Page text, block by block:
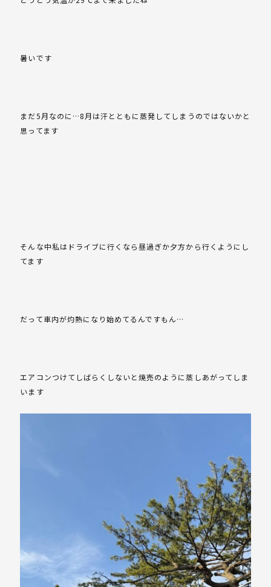
暑いです
まだ5月なのに…8月は汗とともに蒸発してしまうのではないかと
思ってます
そんな中私はドライブに行くなら昼過ぎか夕方から行くようにし
てます
だって車内が灼熱になり始めてるんですもん…
エアコンつけてしばらくしないと焼売のように蒸しあがってしま
います